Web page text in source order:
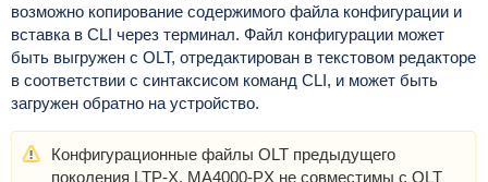
возможно копирование содержимого файла конфигурации и
вставка в CLI через терминал. Файл конфигурации может
быть выгружен с OLT, отредактирован в текстовом редакторе
в соответствии с синтаксисом команд CLI, и может быть
загружен обратно на устройство.
Конфигурационные файлы OLT предыдущего
поколения LTP-X, MA4000-PX не совместимы с OLT